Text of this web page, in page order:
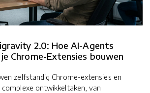
2.0: Hoe AI-Agents
Chrome-Extensies bouwen
zelfstandig Chrome-extensies en
ontwikkeltaken, van